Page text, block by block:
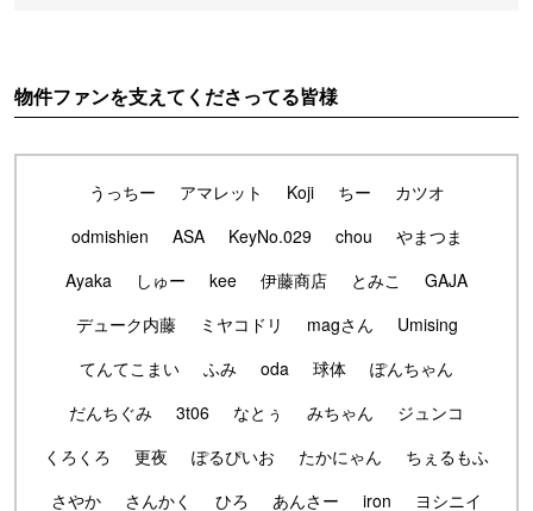
物件ファンを支えてくださってる皆様
うっちー アマレット Koji ちー
カツオ
odmishien
ASA KeyNo.029 chou
やまつま
Ayaka
しゅー kee 伊藤商店 とみこ
GAJA
デューク内藤
ミヤコドリ magさん
Umising
てんてこまい
ふみ oda 球体
ぽんちゃん
だんちぐみ
3t06 なとぅ みちゃん
ジュンコ
くろくろ
更夜 ぽるぴいお たかにゃん
ちぇるもふ
さやか
さんかく ひろ あんさー iron
ヨシニイ